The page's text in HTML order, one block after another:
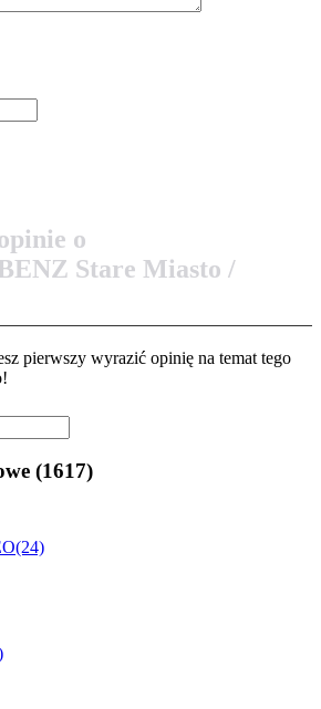
o
Stare Miasto /
pierwszy wyrazić opinię na temat tego
(1617)
(24)